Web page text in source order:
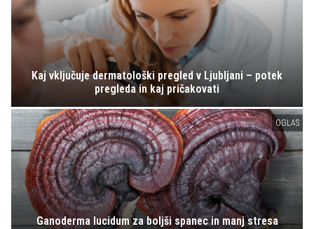
Kaj vključuje dermatološki pregled v Ljubljani – potek
pregleda in kaj pričakovati
OGLAS
Ganoderma lucidum za boljši spanec in manj stresa